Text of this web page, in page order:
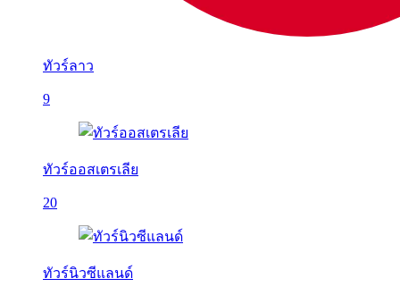
ทัวร์ลาว
9
ทัวร์ออสเตรเลีย
20
ทัวร์นิวซีแลนด์